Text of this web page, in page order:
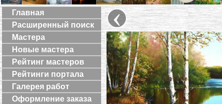
Главная
Расширенный поиск
Мастера
Новые мастера
Рейтинг мастеров
Рейтинги портала
Галерея работ
Оформление заказа
‹